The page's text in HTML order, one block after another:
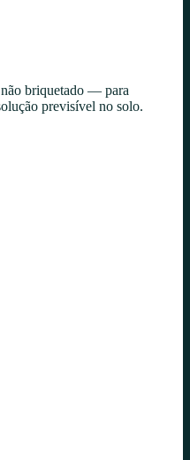
briquetado — para
previsível no solo.